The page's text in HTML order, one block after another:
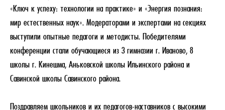
«Ключ к успеху: технологии на практике» и «Энергия познания:
мир естественных наук». Модераторами и экспертами на секциях
выступили опытные педагоги и методисты. Победителями
конференции стали обучающиеся из 3 гимназии г. Иваново, 8
школы г. Кинешма, Аньковской школы Ильинского района и
Савинской школы Савинского района.
Поздравляем школьников и их педагогов-наставников с высокими